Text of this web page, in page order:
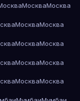
МоскваМосква
МоскваМосква
МоскваМосква
МоскваМосква
МоскваМосква